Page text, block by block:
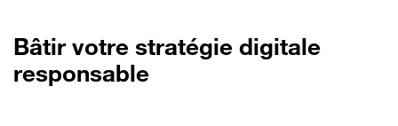
Bâtir votre stratégie digitale
responsable